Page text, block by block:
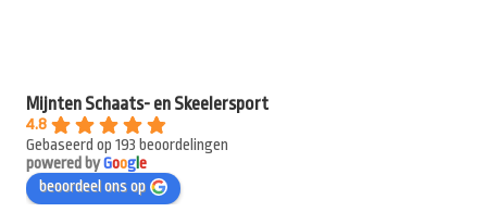
Mijnten Schaats- en Skeelersport
4.8
Gebaseerd op 193 beoordelingen
powered byGooge
beoordeel ons op